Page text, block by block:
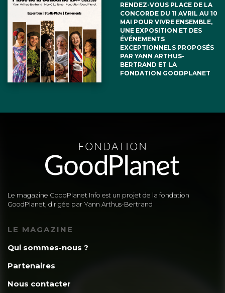
RENDEZ-VOUS PLACE DE LA
CONCORDE DU 11 AVRIL AU 10
MAI POUR VIVRE ENSEMBLE,
UNE EXPOSITION ET DES
ÉVÉNEMENTS
EXCEPTIONNELS PROPOSÉS
PAR YANN ARTHUS-
BERTRAND ET LA
FONDATION GOODPLANET
Le magazine GoodPlanet Info est un projet de la fondation
GoodPlanet, dirigée par Yann Arthus-Bertrand
LE MAGAZINE
Qui sommes-nous ?
Partenaires
Nous contacter